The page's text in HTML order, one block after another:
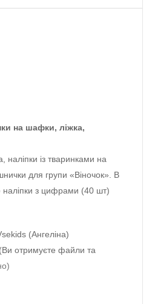
на шафки, ліжка,
наліпки із тваринками на
для групи «Віночок». В
наліпки з цифрами (40 шт)
(Ангеліна)
(Ви отримуєте файли та